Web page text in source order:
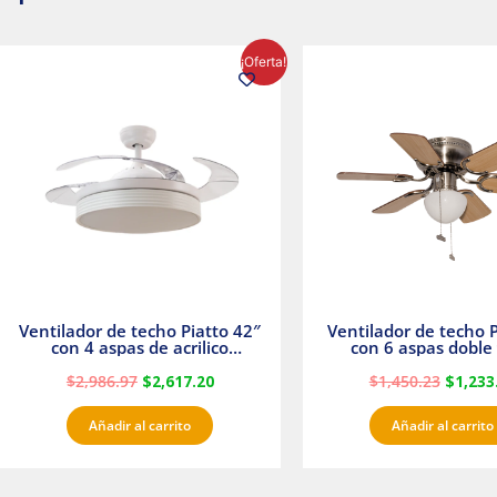
¡Oferta!
Ventilador de techo Piatto 42″
con 4 aspas de acrilico
$2,986.97
$2,986.97.
$2,617.20
precio
actual
Añadir al carrito
Ventilador de techo
con 6 aspas
$1,450.23 $
Añadir al carrito